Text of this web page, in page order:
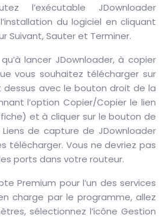
l’exécutable JDownloader
du logiciel en cliquant
Suivant, Sauter et Terminer.
lancer JDownloader, à copier
vous souhaitez télécharger sur
dessus avec le bouton droit de la
l’option Copier/Copier le lien
et à cliquer sur le bouton de
de capture de JDownloader
télécharger. Vous ne devriez pas
ports dans votre routeur.
Premium pour l’un des services
charge par le programme, allez
sélectionnez l’icône Gestion